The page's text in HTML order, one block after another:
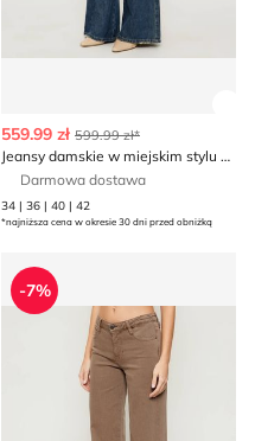
559.99 zł 599.99 zł*
Jeansy damskie w miejskim stylu Marella SPORT
Darmowa dostawa
34 | 36 | 40 | 42
*najniższa cena w okresie 30 dni przed obniżką
Jeansy damskie Guess
-7%